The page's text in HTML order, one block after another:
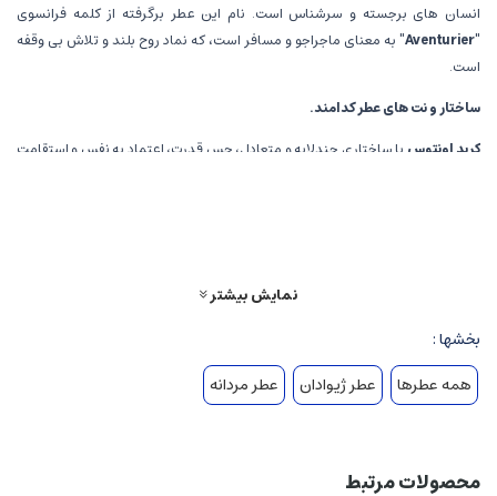
انسان های برجسته و سرشناس است. نام این عطر برگرفته از کلمه فرانسوی
"Aventurier"
به معنای ماجراجو و مسافر است، که نماد روح بلند و تلاش بی وقفه
است.
ساختار و نت های عطر کدامند.
کرید اونتوس با ساختاری چندلایه و متعادل، حس قدرت، اعتماد به نفس و استقامت
آناناس، که حس سرزندگی و جذابیت را فراهم می آورند.
درخشش مثبت را برمی انگیزند.
نت های میانی(Heart Notes)
نمایش بیشتر
بخشها :
همه عطرها
عطر ژیوادان عطر مردانه
محصولات مرتبط